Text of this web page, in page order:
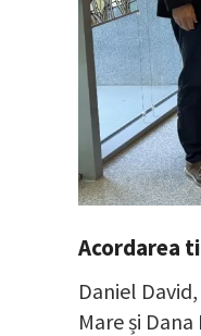
Acordarea
Daniel
Mare și